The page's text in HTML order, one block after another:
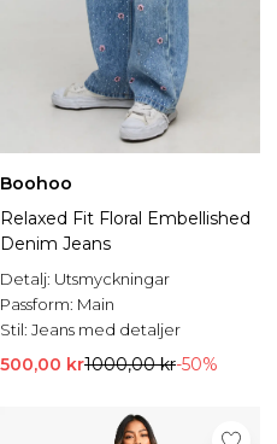
Boohoo
Relaxed Fit Floral Embellished
Denim Jeans
Detalj: Utsmyckningar
Passform: Main
Stil: Jeans med detaljer
500,00 kr1000,00 kr-50%